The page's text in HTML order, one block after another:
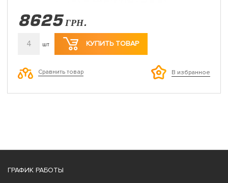
8625 ГРН.
4 шт КУПИТЬ ТОВАР
Сравнить товар В избранное
ГРАФИК РАБОТЫ